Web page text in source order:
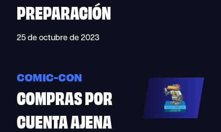
PREPARACIÓN
25 de octubre de 2023
COMIC-CON
COMPRAS POR
CUENTA AJENA